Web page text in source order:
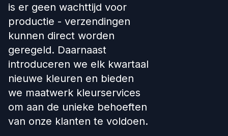
is er geen wachttijd voor
productie - verzendingen
kunnen direct worden
geregeld. Daarnaast
introduceren we elk kwartaal
nieuwe kleuren en bieden
we maatwerk kleurservices
om aan de unieke behoeften
van onze klanten te voldoen.